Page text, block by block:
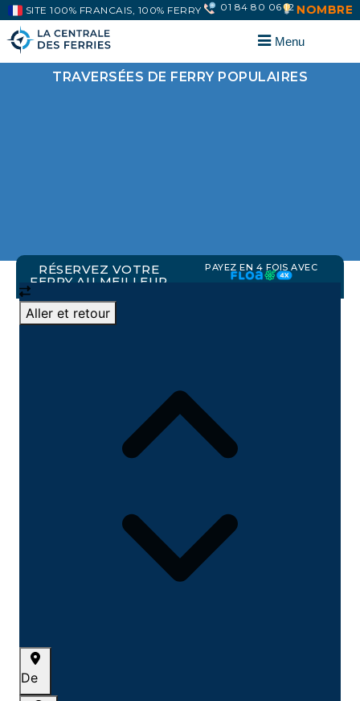
NOMBREUSES
SITE 100% FRANCAIS, 100% FERRY 01 84 80 06 12
TRAVERSÉES DE FERRY POPULAIRES
RÉSERVEZ VOTRE
FERRY AU MEILLEUR
PAYEZ EN 4 FOIS AVEC